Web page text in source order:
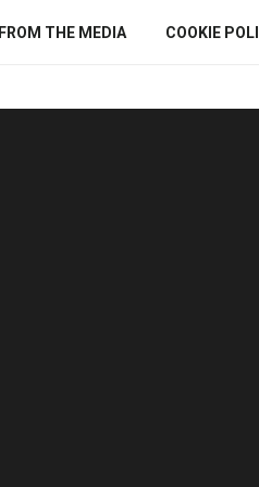
FROM THE MEDIA COOKIE